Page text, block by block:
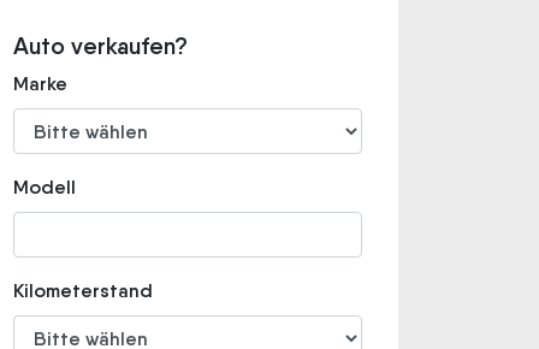
Auto verkaufen?
Marke
Modell
Kilometerstand